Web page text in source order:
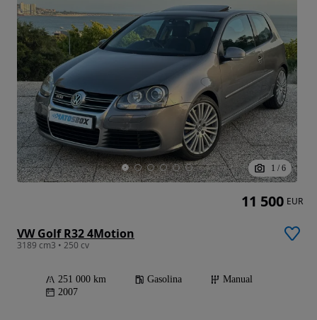
1 / 6
VW Golf R32 4Motion
3189 cm3 • 250 cv
251 000 km Gasolina
Manual
2007
11 500 EUR